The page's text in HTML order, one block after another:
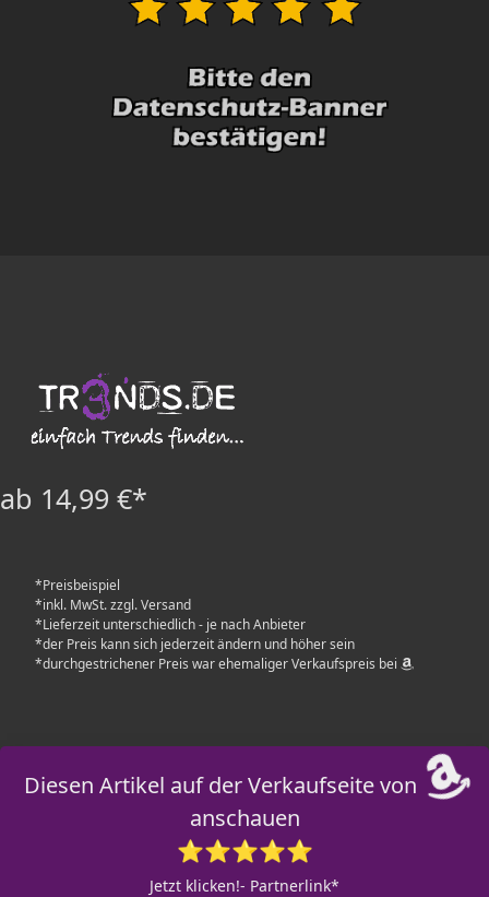
ab 14,99 €*
*Preisbeispiel
*inkl. MwSt. zzgl. Versand
*Lieferzeit unterschiedlich - je nach Anbieter
*der Preis kann sich jederzeit ändern und höher sein
*durchgestrichener Preis war ehemaliger Verkaufspreis bei
Diesen Artikel auf der Verkaufseite von
anschauen
⭐⭐⭐⭐⭐
Jetzt klicken!- Partnerlink*